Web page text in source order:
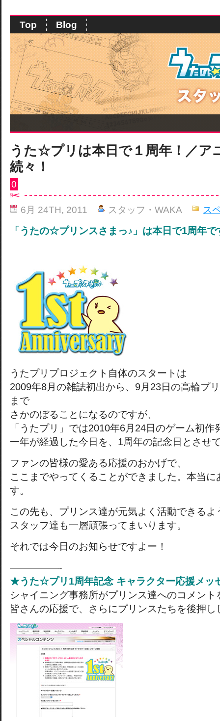
Top Blog
うた☆プリは本日で１周年！／ア
続々！
0
6月 24TH, 2011 スタッフ・WAKA ス
「うたの☆プリンスさまっ♪」は本日で1周年で
うたプリプロジェクト自体のスタートは
2009年8月の雑誌初出から、9月23日の高輪プ
まで
さかのぼることになるのですが、
「うたプリ」では2010年6月24日のゲーム初作
一年が経過した今日を、1周年の記念日とさせ
ファンの皆様の愛ある応援のおかげで、
ここまでやってくることができました。本当
す。
この先も、プリンス達が元気よく活動できるよ
スタッフ達も一層頑張ってまいります。
それでは今日のお知らせですよー！
—————-
★うた☆プリ1周年記念 キャラクター応援メッ
シャイニング事務所がプリンス達へのコメント
皆さんの応援で、さらにプリンスたちを後押し